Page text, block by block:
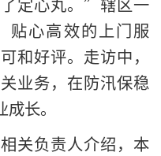
贴心高效的上门服
和好评。走访中，
业务，在防汛保稳
长。
关负责人介绍，本